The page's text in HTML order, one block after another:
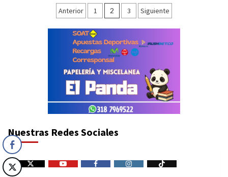
Paginación
de
entradas
Anterior 1 2 3 Siguiente
Nuestras Redes Sociales